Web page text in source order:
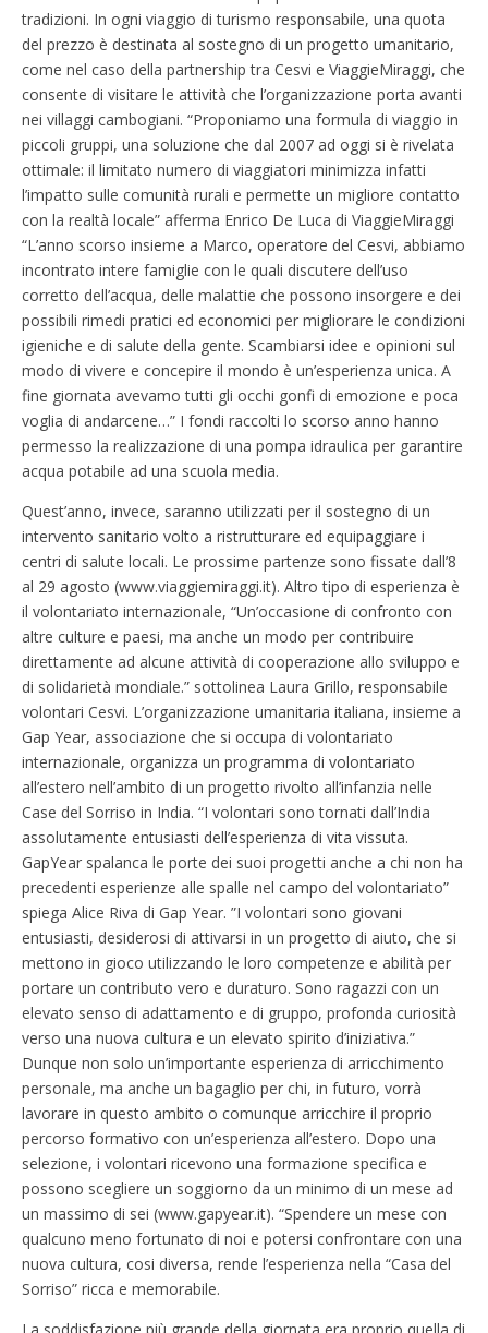
tradizioni. In ogni viaggio di turismo responsabile, una quota
del prezzo è destinata al sostegno di un progetto umanitario,
come nel caso della partnership tra Cesvi e ViaggieMiraggi, che
consente di visitare le attività che l’organizzazione porta avanti
nei villaggi cambogiani. “Proponiamo una formula di viaggio in
piccoli gruppi, una soluzione che dal 2007 ad oggi si è rivelata
ottimale: il limitato numero di viaggiatori minimizza infatti
l’impatto sulle comunità rurali e permette un migliore contatto
con la realtà locale” afferma Enrico De Luca di ViaggieMiraggi
“L’anno scorso insieme a Marco, operatore del Cesvi, abbiamo
incontrato intere famiglie con le quali discutere dell’uso
corretto dell’acqua, delle malattie che possono insorgere e dei
possibili rimedi pratici ed economici per migliorare le condizioni
igieniche e di salute della gente. Scambiarsi idee e opinioni sul
modo di vivere e concepire il mondo è un’esperienza unica. A
fine giornata avevamo tutti gli occhi gonfi di emozione e poca
voglia di andarcene…” I fondi raccolti lo scorso anno hanno
permesso la realizzazione di una pompa idraulica per garantire
acqua potabile ad una scuola media.
Quest’anno, invece, saranno utilizzati per il sostegno di un
intervento sanitario volto a ristrutturare ed equipaggiare i
centri di salute locali. Le prossime partenze sono fissate dall’8
al 29 agosto (www.viaggiemiraggi.it). Altro tipo di esperienza è
il volontariato internazionale, “Un’occasione di confronto con
altre culture e paesi, ma anche un modo per contribuire
direttamente ad alcune attività di cooperazione allo sviluppo e
di solidarietà mondiale.” sottolinea Laura Grillo, responsabile
volontari Cesvi. L’organizzazione umanitaria italiana, insieme a
Gap Year, associazione che si occupa di volontariato
internazionale, organizza un programma di volontariato
all’estero nell’ambito di un progetto rivolto all’infanzia nelle
Case del Sorriso in India. “I volontari sono tornati dall’India
assolutamente entusiasti dell’esperienza di vita vissuta.
GapYear spalanca le porte dei suoi progetti anche a chi non ha
precedenti esperienze alle spalle nel campo del volontariato”
spiega Alice Riva di Gap Year. ”I volontari sono giovani
entusiasti, desiderosi di attivarsi in un progetto di aiuto, che si
mettono in gioco utilizzando le loro competenze e abilità per
portare un contributo vero e duraturo. Sono ragazzi con un
elevato senso di adattamento e di gruppo, profonda curiosità
verso una nuova cultura e un elevato spirito d’iniziativa.”
Dunque non solo un’importante esperienza di arricchimento
personale, ma anche un bagaglio per chi, in futuro, vorrà
lavorare in questo ambito o comunque arricchire il proprio
percorso formativo con un’esperienza all’estero. Dopo una
selezione, i volontari ricevono una formazione specifica e
possono scegliere un soggiorno da un minimo di un mese ad
un massimo di sei (www.gapyear.it). “Spendere un mese con
qualcuno meno fortunato di noi e potersi confrontare con una
nuova cultura, cosi diversa, rende l’esperienza nella “Casa del
Sorriso” ricca e memorabile.
La soddisfazione più grande della giornata era proprio quella di